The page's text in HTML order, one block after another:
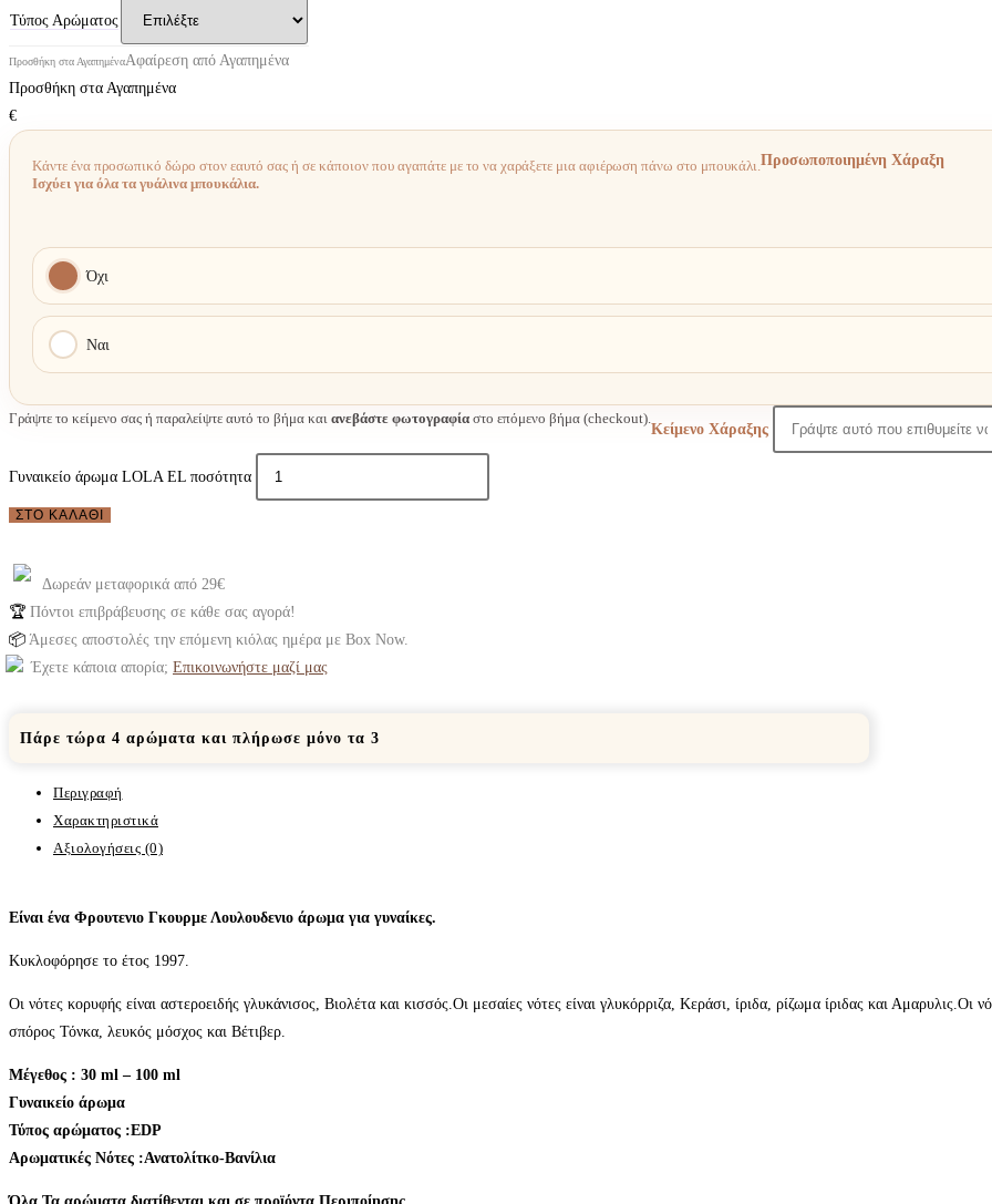
Τύπος Αρώματος
Προσθήκη στα ΑγαπημέναΑφαίρεση από Αγαπημένα
Προσθήκη στα Αγαπημένα
€
Προσωποποιημένη Χάραξη
Κάντε ένα προσωπικό δώρο στον εαυτό σας ή σε κάποιον που αγαπάτε με το να χαράξετε μια αφιέρωση πάνω στο μπουκάλι.
Ισχύει για όλα τα γυάλινα μπουκάλια.
Όχι
Ναι
Κείμενο Χάραξης
Γράψτε το κείμενο σας ή παραλείψτε αυτό το βήμα και ανεβάστε φωτογραφία στο επόμενο βήμα (checkout).
Γυναικείο άρωμα LOLA EL ποσότητα
ΣΤΟ ΚΑΛΆΘΙ
Δωρεάν μεταφορικά από 29€
🏆 Πόντοι επιβράβευσης σε κάθε σας αγορά!
📦 Άμεσες αποστολές την επόμενη κιόλας ημέρα με Box Now.
Έχετε κάποια απορία; Επικοινωνήστε μαζί μας
Πάρε τώρα 4 αρώματα και πλήρωσε μόνο τα 3
Περιγραφή
Χαρακτηριστικά
Αξιολογήσεις (0)
Eίναι ένα Φρουτενιο Γκουρμε Λουλουδενιο άρωμα για γυναίκες.
Κυκλοφόρησε το έτος 1997.
Οι νότες κορυφής είναι αστεροειδής γλυκάνισος, Βιολέτα και κισσός.Οι μεσαίες νότες είναι γλυκόρριζα, Κεράσι, ίριδα, ρίζωμα ίριδας και Αμαρυλις.Οι
σπόρος Τόνκα, λευκός μόσχος και Βέτιβερ.
Μέγεθος : 30 ml – 100 ml
Γυναικείο άρωμα
Τύπος αρώματος :ΕDP
Aρωματικές Νότες :Ανατολίτκο-Βανίλια